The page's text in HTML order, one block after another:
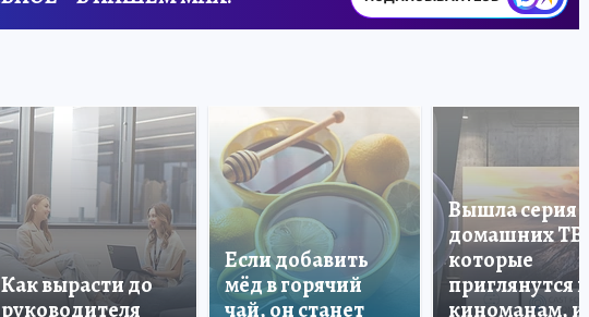
Как вырасти до
руководителя
Если добавить
мёд в горячий
чай, он станет
Вышла серия
домашних ТВ,
которые
приглянутся и
киноманам, и